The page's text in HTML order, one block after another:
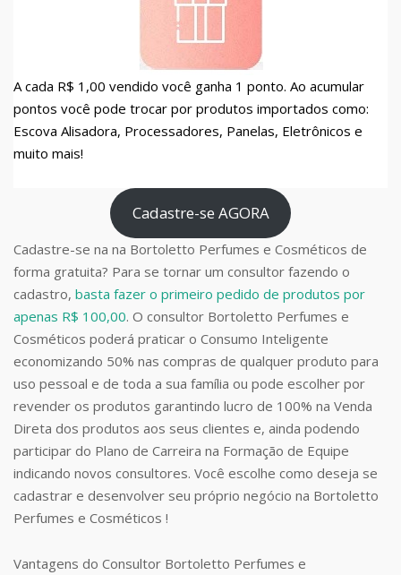
A cada R$ 1,00 vendido você ganha 1 ponto. Ao acumular
pontos você pode trocar por produtos importados como:
Escova Alisadora, Processadores, Panelas, Eletrônicos e
muito mais!
Cadastre-se AGORA
Cadastre-se na na Bortoletto Perfumes e Cosméticos de
forma gratuita? Para se tornar um consultor fazendo o
cadastro, basta fazer o primeiro pedido de produtos por
apenas R$ 100,00. O consultor Bortoletto Perfumes e
Cosméticos poderá praticar o Consumo Inteligente
economizando 50% nas compras de qualquer produto para
uso pessoal e de toda a sua família ou pode escolher por
revender os produtos garantindo lucro de 100% na Venda
Direta dos produtos aos seus clientes e, ainda podendo
participar do Plano de Carreira na Formação de Equipe
indicando novos consultores. Você escolhe como deseja se
cadastrar e desenvolver seu próprio negócio na Bortoletto
Perfumes e Cosméticos !
Vantagens do Consultor Bortoletto Perfumes e